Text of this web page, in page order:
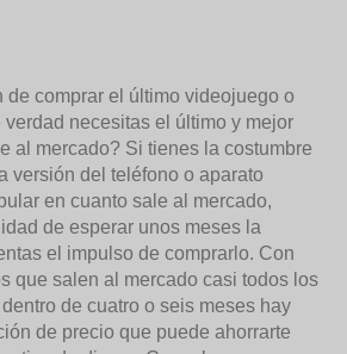
de comprar el último videojuego o
necesitas el último y mejor
al mercado? Si tienes la costumbre
versión del teléfono o aparato
en cuanto sale al mercado,
de esperar unos meses la
el impulso de comprarlo. Con
que salen al mercado casi todos los
de cuatro o seis meses hay
de precio que puede ahorrarte